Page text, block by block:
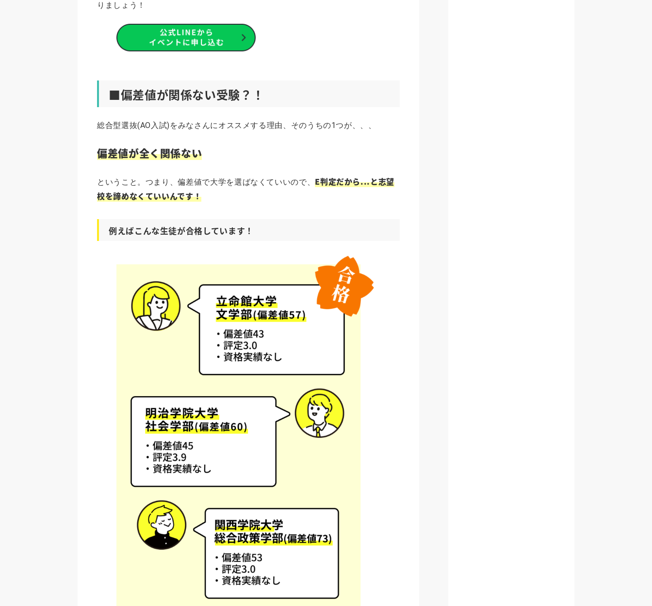
りましょう！
■偏差値が関係ない受験？！
総合型選抜(AO入試)をみなさんにオススメする理由、そのうちの1つが、、、
偏差値が全く関係ない
ということ。つまり、偏差値で大学を選ばなくていいので、E判定だから...と志望
校を諦めなくていいんです！
例えばこんな生徒が合格しています！